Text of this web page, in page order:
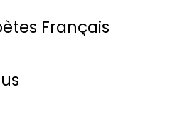
Français